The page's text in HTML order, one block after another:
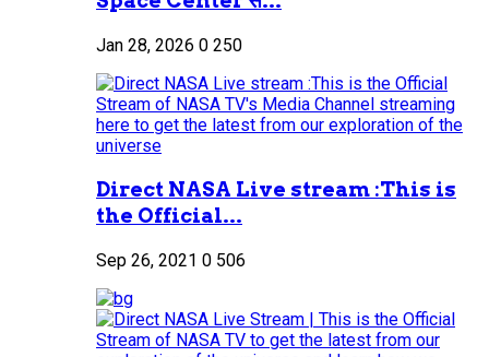
Jan 28, 2026 0 250
Direct NASA Live stream :This is
the Official...
Sep 26, 2021 0 506